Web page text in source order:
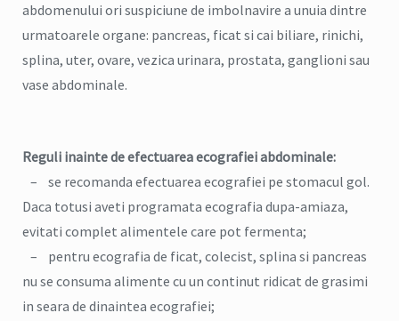
abdomenului ori suspiciune de imbolnavire a unuia dintre
urmatoarele organe: pancreas, ficat si cai biliare, rinichi,
splina, uter, ovare, vezica urinara, prostata, ganglioni sau
vase abdominale.
Reguli inainte de efectuarea ecografiei abdominale:
– se recomanda efectuarea ecografiei pe stomacul gol.
Daca totusi aveti programata ecografia dupa-amiaza,
evitati complet alimentele care pot fermenta;
– pentru ecografia de ficat, colecist, splina si pancreas
nu se consuma alimente cu un continut ridicat de grasimi
in seara de dinaintea ecografiei;